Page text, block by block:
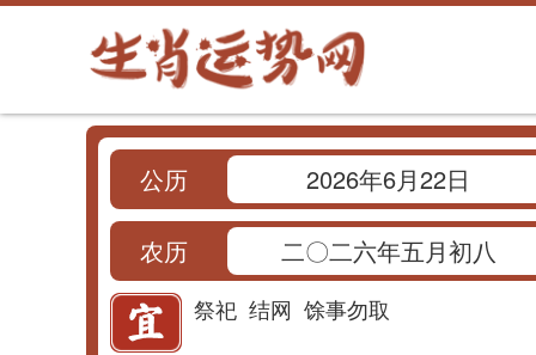
公历 2026年6月22日
农历 二〇二六年五月初八
祭祀 结网 馀事勿取